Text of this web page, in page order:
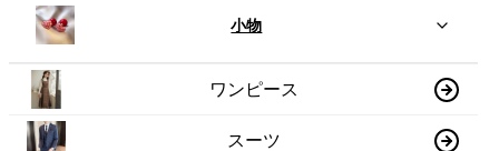
小物
ワンピース
スーツ